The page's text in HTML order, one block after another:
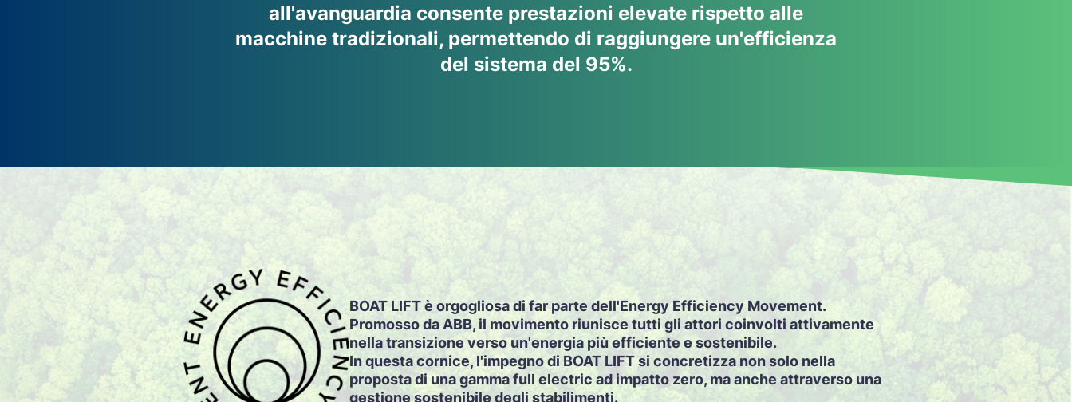
all'avanguardia consente prestazioni elevate rispetto alle
macchine tradizionali, permettendo di raggiungere un'efficienza
del sistema del 95%.
BOAT LIFT è orgogliosa di far parte dell'Energy Efficiency Movement.
Promosso da ABB, il movimento riunisce tutti gli attori coinvolti attivamente
nella transizione verso un'energia più efficiente e sostenibile.
In questa cornice, l'impegno di BOAT LIFT si concretizza non solo nella
proposta di una gamma full electric ad impatto zero, ma anche attraverso una
gestione sostenibile degli stabilimenti.